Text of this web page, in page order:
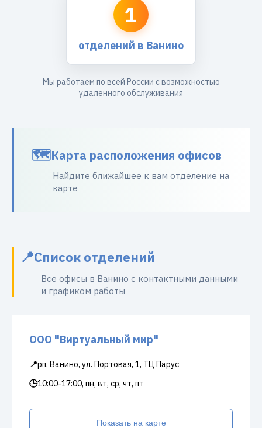
1
отделений в Ванино
Мы работаем по всей России с возможностью
удаленного обслуживания
Карта расположения офисов
Найдите ближайшее к вам отделение на
карте
Список отделений
Все офисы в Ванино с контактными данными
и графиком работы
ООО "Виртуальный мир"
📍рп. Ванино, ул. Портовая, 1, ТЦ Парус
🕒10:00-17:00, пн, вт, ср, чт, пт
Показать на карте